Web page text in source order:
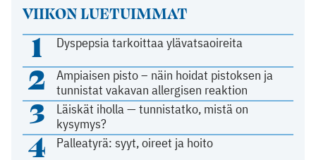
VIIKON LUETUIMMAT
1 Dyspepsia tarkoittaa ylävatsaoireita
2
Ampiaisen pisto – näin hoidat pistoksen ja
tunnistat vakavan allergisen reaktion
3
Läiskät iholla — tunnistatko, mistä on
kysymys?
4 Palleatyrä: syyt, oireet ja hoito